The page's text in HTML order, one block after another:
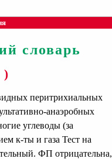
словарь
)
перитрихиальных
анаэробных
углеводы (за
к-ты и газа Тест на
ФП отрицательна,